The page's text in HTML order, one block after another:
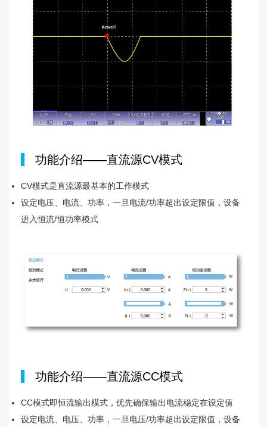
功能介绍——直流源CV模式
CV模式是直流源最基本的工作模式
设定电压、电流、功率，一旦电流/功率超出设定限值，设备
进入恒流/恒功率模式
功能介绍——直流源CC模式
CC模式即恒流输出模式，优先确保输出电流稳定在设定值
设定电流、电压、功率，一旦电压/功率超出设定限值，设备